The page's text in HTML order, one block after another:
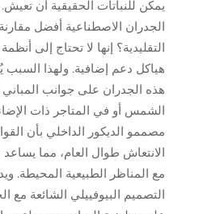
يمكن للنباتات الحقيقية أن
الجدران الاصطناعية أفضل
التقليدية؟ إنها لا تحتاج إلى
هياكل دعم إضافية. ولهذا السبب
هذه الجدران على جوانب المباني
الشمس أو في المتاجر ذات
مصممو الديكور الداخلي بأن
الانتعاش طوال العام، مما
مع المناظر الطبيعية المحيطة.
التصميم البيوفييلي الشائعة